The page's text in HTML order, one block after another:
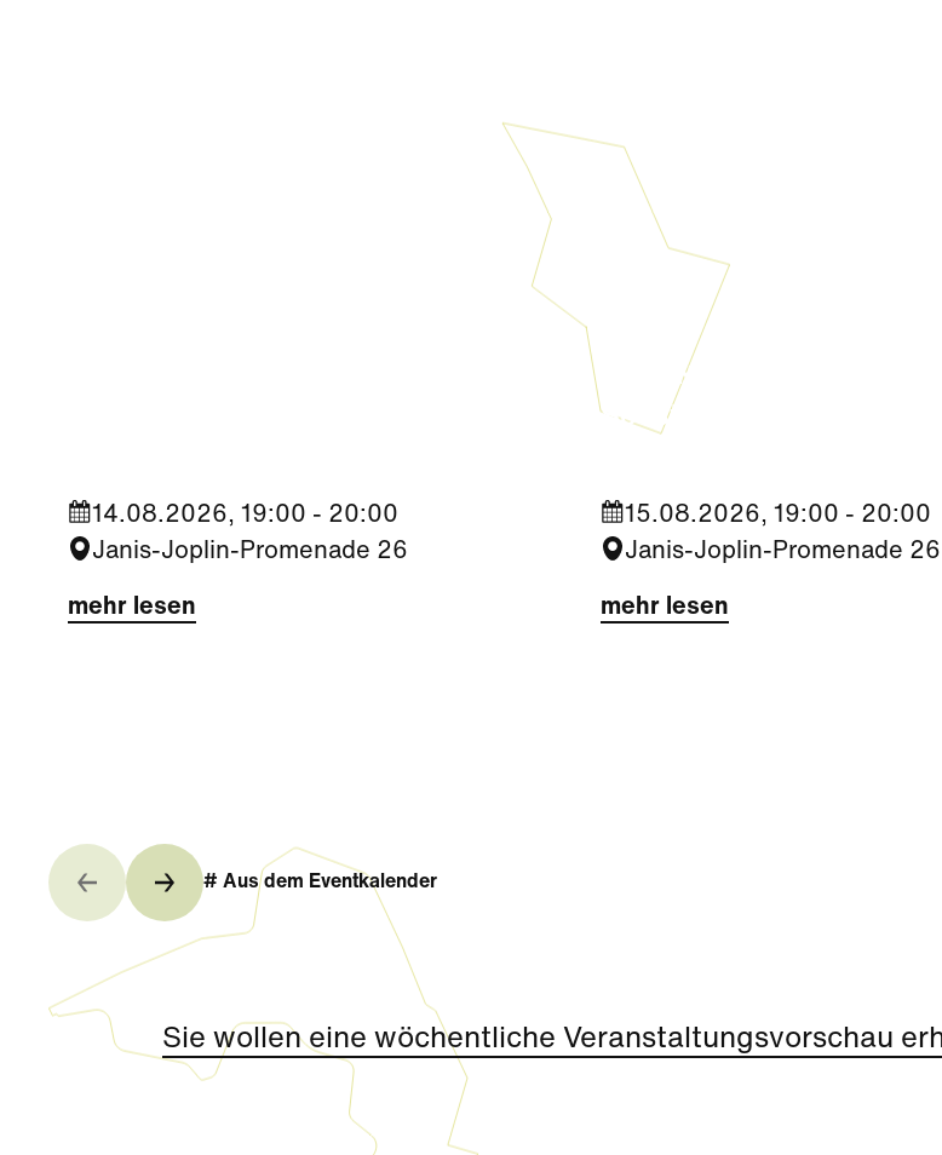
14.08.2026, 19:00 - 20:00
Janis-Joplin-Promenade 26
mehr lesen
Nachbarschaft
Seestadt Stars | Ceri Hall
15.08.2026, 19:00 - 20:00
Janis-Joplin-Promenade 26
mehr lesen
# Aus dem Eventkalender
Sie wollen eine wöchentliche Veranstaltungsvorschau